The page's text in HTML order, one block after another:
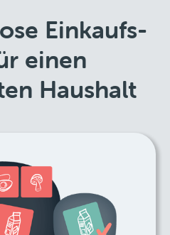
Einkaufs-
einen
Haushalt